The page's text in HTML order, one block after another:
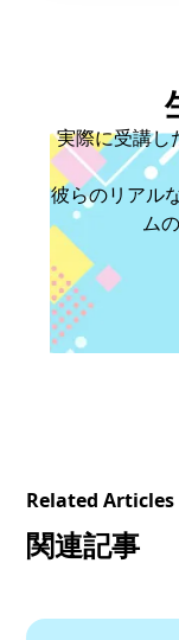
実際に受講し
彼らのリアル
ム
Related Articles
関連記事